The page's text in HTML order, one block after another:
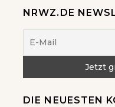
NRWZ.DE
DIE NEUESTEN